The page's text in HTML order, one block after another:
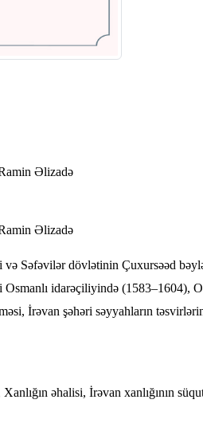
Əlizadə
Əlizadə
Səfəvilər dövlətinin Çuxursəəd
idarəçiliyində (1583–1604),
İrəvan şəhəri səyyahların
əhalisi, İrəvan xanlığının